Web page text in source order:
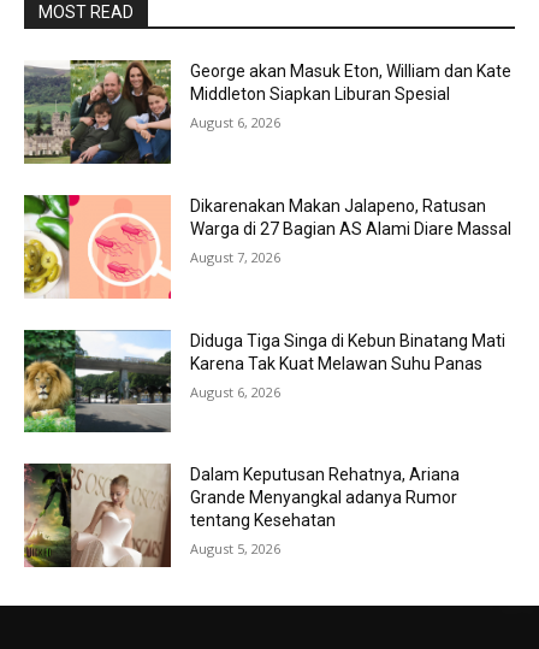
MOST READ
George akan Masuk Eton, William dan Kate
Middleton Siapkan Liburan Spesial
August 6, 2026
Dikarenakan Makan Jalapeno, Ratusan
Warga di 27 Bagian AS Alami Diare Massal
August 7, 2026
Diduga Tiga Singa di Kebun Binatang Mati
Karena Tak Kuat Melawan Suhu Panas
August 6, 2026
Dalam Keputusan Rehatnya, Ariana
Grande Menyangkal adanya Rumor
tentang Kesehatan
August 5, 2026